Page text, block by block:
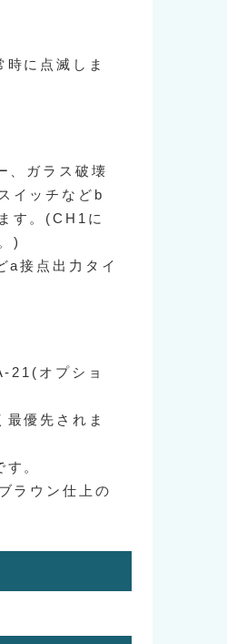
に点滅しま
、ガラス破壊
イッチなどb
す。(CH1に
)
a接点出力タイ
21(オプショ
優先されま
。
ラウン仕上の